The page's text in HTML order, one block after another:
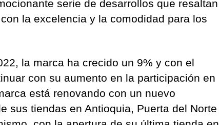
serie de desarrollos que resaltan
la excelencia y la comodidad para los
la marca ha crecido un 9% y con el
con su aumento en la participación en
está renovando con un nuevo
sus tiendas en Antioquia, Puerta del Norte